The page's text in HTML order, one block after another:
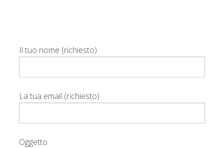
Il tuo nome (richiesto)
La tua email (richiesto)
Oggetto